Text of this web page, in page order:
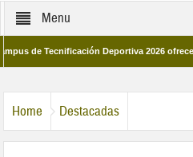
Menu
Tecnificación Deportiva 2026 ofrecen
Home Destacadas